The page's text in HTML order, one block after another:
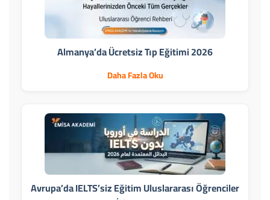
Almanya’da Ücretsiz Tıp Eğitimi 2026
Daha Fazla Oku
Avrupa’da IELTS’siz Eğitim Uluslararası Öğrenciler